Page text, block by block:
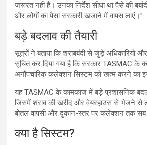
जरूरत नहीं है। उनका निर्देश सीधा था पैसे की
और लोगों का पैसा सरकारी खजाने में वापस लाएं।”
बड़े बदलाव की तैयारी
सूत्रों ने बताया कि शराबबंदी से जुड़े अधिकारियों
सूचित कर दिया गया है कि सरकार TASMAC के
अनौपचारिक कलेक्शन सिस्टम को खत्म करने का
यह TASMAC के कामकाज में बड़े प्रशासनिक
जिसमें शराब की खरीद और वेयरहाउस से भेजने से
बोतल वापसी और दुकान-स्तर पर कलेक्शन तक
क्या है सिस्टम?